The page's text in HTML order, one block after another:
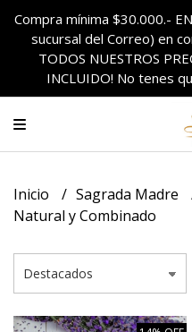
Compra mínima $30.000.-
sucursal del Correo) en
TODOS NUESTROS
INCLUIDO! No tenes
Inicio Sagrada Madre
Natural y Combinado